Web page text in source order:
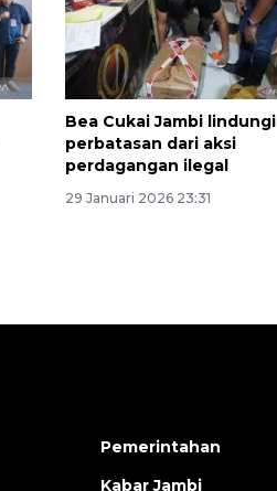
Bea Cukai Jambi lindungi
perbatasan dari aksi
perdagangan ilegal
29 Januari 2026 23:31
Pemerintahan
Kabar Jambi